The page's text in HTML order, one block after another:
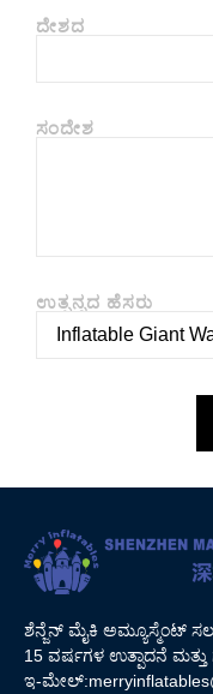
ದೇಶದ
ಸಂದೇಶ
ಉತ್ಪನ್ನದ ಹೆಸರು
ಶೆನ್ಜೆನ್ ಮೈಕಿ ಅಮ್ಯೂಸ್ಮೆಂಟ್
15 ವರ್ಷಗಳ ಉತ್ಪಾದನೆ
ಇ-ಮೇಲ್: